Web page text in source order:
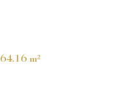
64.16 m²